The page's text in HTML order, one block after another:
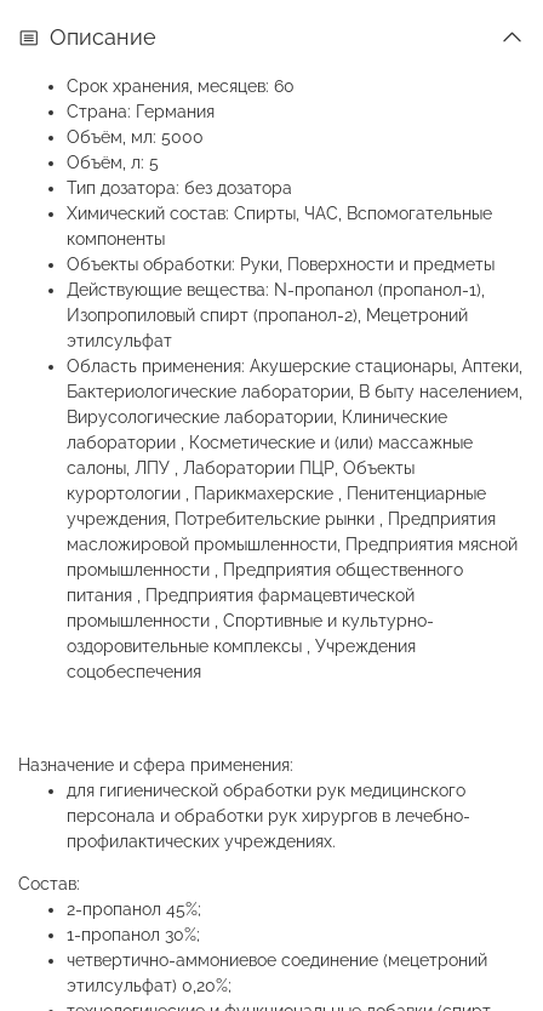
Описание
Срок хранения, месяцев: 60
Страна: Германия
Объём, мл: 5000
Объём, л: 5
Тип дозатора: без дозатора
Химический состав: Спирты, ЧАС, Вспомогательные
компоненты
Объекты обработки: Руки, Поверхности и предметы
Действующие вещества: N-пропанол (пропанол-1),
Изопропиловый спирт (пропанол-2), Мецетроний
этилсульфат
Область применения: Акушерские стационары, Аптеки,
Бактериологические лаборатории, В быту населением,
Вирусологические лаборатории, Клинические
лаборатории , Косметические и (или) массажные
салоны, ЛПУ , Лаборатории ПЦР, Объекты
курортологии , Парикмахерские , Пенитенциарные
учреждения, Потребительские рынки , Предприятия
масложировой промышленности, Предприятия мясной
промышленности , Предприятия общественного
питания , Предприятия фармацевтической
промышленности , Спортивные и культурно-
оздоровительные комплексы , Учреждения
соцобеспечения
Назначение и сфера применения:
для гигиенической обработки рук медицинского
персонала и обработки рук хирургов в лечебно-
профилактических учреждениях.
Состав:
2-пропанол 45%;
1-пропанол 30%;
четвертично-аммониевое соединение (мецетроний
этилсульфат) 0,20%;